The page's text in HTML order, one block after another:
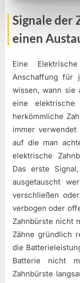
Signale der
einen
Eine
Anschaffung für
wissen, wann sie
eine
herkömmliche
immer
auf die man
elektrische
Das erste
ausgetauscht
verschließen
verbogen oder
Zahnbürste nicht
Zähne gründlich
die
Batterie nicht
Zahnbürste